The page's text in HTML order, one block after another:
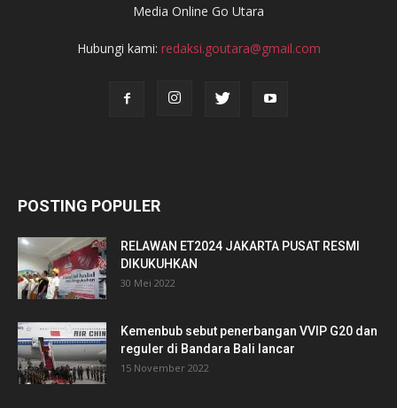
Media Online Go Utara
Hubungi kami: redaksi.goutara@gmail.com
POSTING POPULER
RELAWAN ET2024 JAKARTA PUSAT RESMI
DIKUKUHKAN
30 Mei 2022
Kemenbub sebut penerbangan VVIP G20 dan
reguler di Bandara Bali lancar
15 November 2022